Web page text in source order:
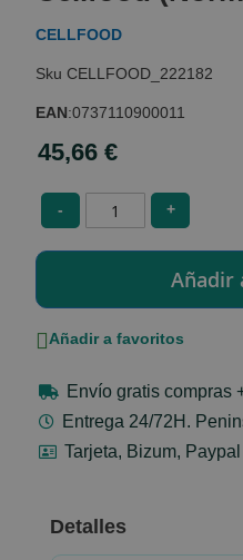
of
images
CELLFOOD
CELLFOOD_222182
EAN:0737110900011
45,66 €
- +
Añadir a favoritos
Envío gratis compras
Entrega 24/72H.
Tarjeta, Bizum,
Detalles